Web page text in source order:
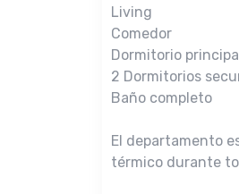
Living
Comedor
Dormitorio
2 Dormitorios
Baño completo
El departamento
térmico durante